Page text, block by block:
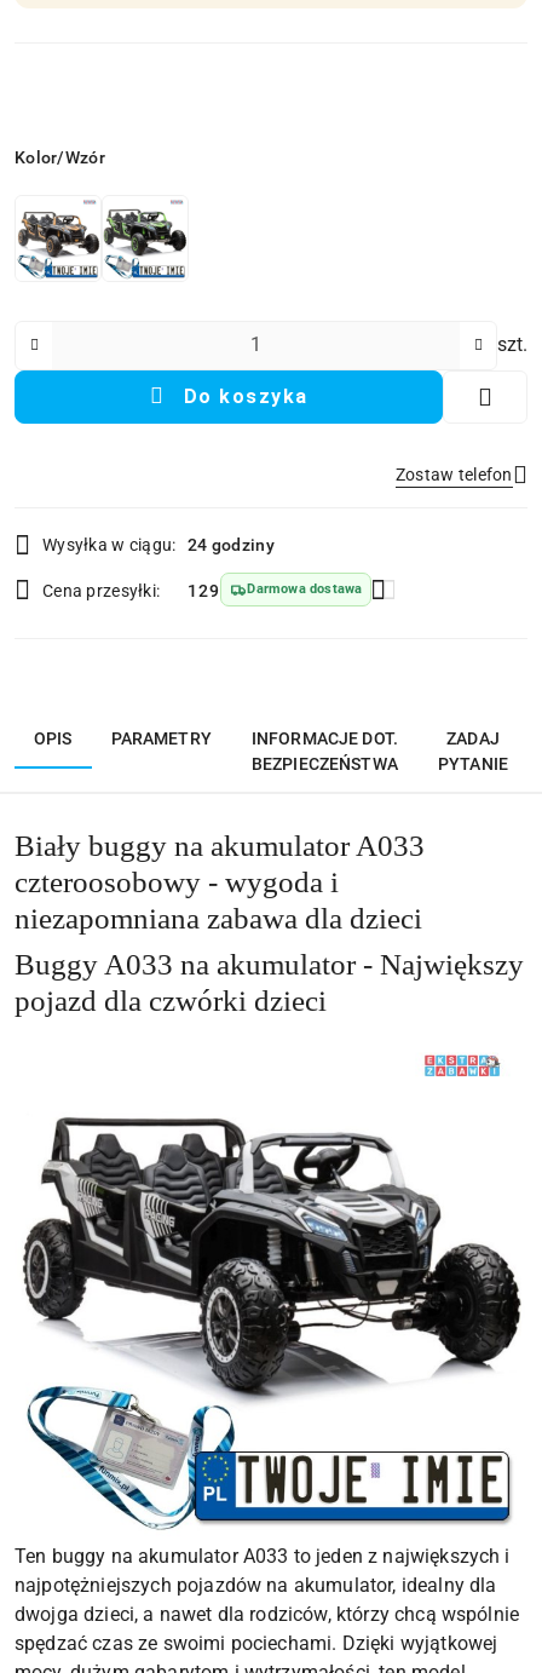
Wariant
Kolor/Wzór
szt.
Do koszyka
Zostaw telefon
Wyślij
i
dostawa
Wysyłka w ciągu: 24 godziny
Cena przesyłki: 129 Darmowa dostawa
OPIS PARAMETRY
INFORMACJE DOT.
BEZPIECZEŃSTWA
ZADAJ
PYTANIE
Biały buggy na akumulator A033
czteroosobowy - wygoda i
niezapomniana zabawa dla dzieci
Buggy A033 na akumulator - Największy
pojazd dla czwórki dzieci
Ten buggy na akumulator A033 to jeden z największych i
najpotężniejszych pojazdów na akumulator, idealny dla
dwojga dzieci, a nawet dla rodziców, którzy chcą wspólnie
spędzać czas ze swoimi pociechami. Dzięki wyjątkowej